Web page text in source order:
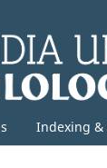
Indexing &